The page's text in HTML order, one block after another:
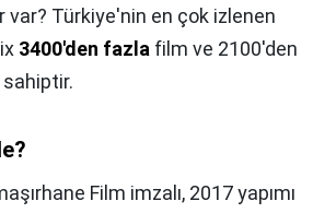
Türkiye'nin en çok izlenen
3400'den fazla film ve 2100'den
Film imzalı, 2017 yapımı